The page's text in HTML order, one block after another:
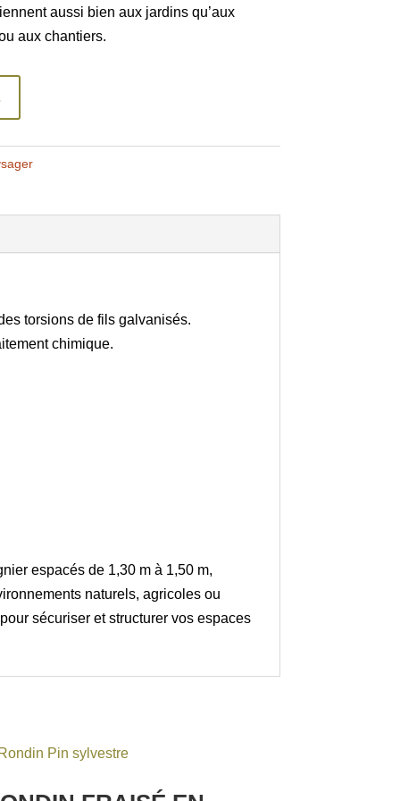
aussi bien aux jardins qu’aux
aux chantiers.
torsions de fils galvanisés.
chimique.
espacés de 1,30 m à 1,50 m,
naturels, agricoles ou
sécuriser et structurer vos espaces